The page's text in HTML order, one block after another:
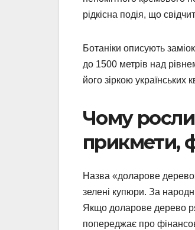
рідкісна подія, що
Ботаніки описують
до 1500 метрів над
його зіркою українських
Чому
прикмети,
Назва «доларове
зелені купюри. За
Якщо доларове дерево
попереджає про